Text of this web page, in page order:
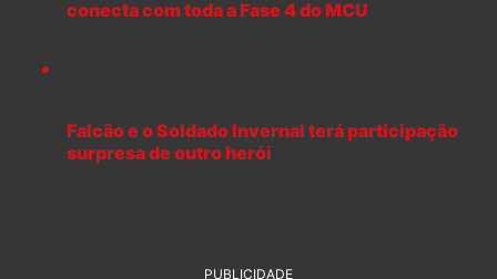
conecta com toda a Fase 4 do MCU
Falcão e o Soldado Invernal terá participação
surpresa de outro herói
PUBLICIDADE